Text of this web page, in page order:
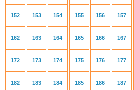
152 153 154 155 156 157
162 163 164 165 166 167
172 173 174 175 176 177
182 183 184 185 186 187